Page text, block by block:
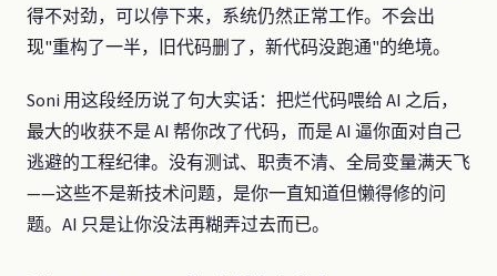
得不对劲，可以停下来，系统仍然正常工作。不会出
现"重构了一半，旧代码删了，新代码没跑通"的绝境。
Soni 用这段经历说了句大实话：把烂代码喂给 AI 之后，
最大的收获不是 AI 帮你改了代码，而是 AI 逼你面对自己
逃避的工程纪律。没有测试、职责不清、全局变量满天飞
——这些不是新技术问题，是你一直知道但懒得修的问
题。AI 只是让你没法再糊弄过去而已。